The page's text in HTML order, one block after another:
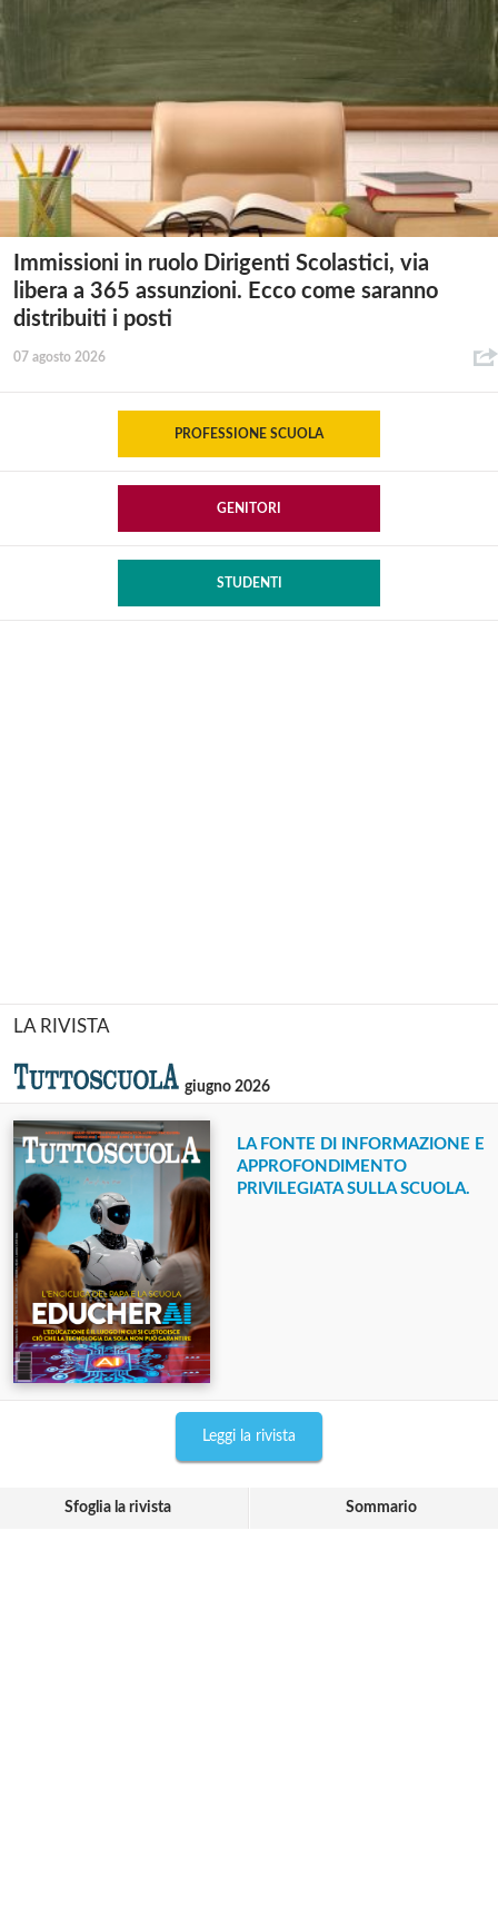
Immissioni in ruolo Dirigenti Scolastici, via
libera a 365 assunzioni. Ecco come saranno
distribuiti i posti
07 agosto 2026
PROFESSIONE SCUOLA
GENITORI
STUDENTI
LA RIVISTA
giugno 2026
LA FONTE DI INFORMAZIONE E
APPROFONDIMENTO
PRIVILEGIATA SULLA SCUOLA.
Leggi la rivista
Sfoglia la rivista Sommario